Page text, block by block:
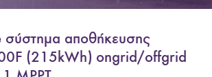
αποθήκευσης
(215kWh) ongrid/offgrid